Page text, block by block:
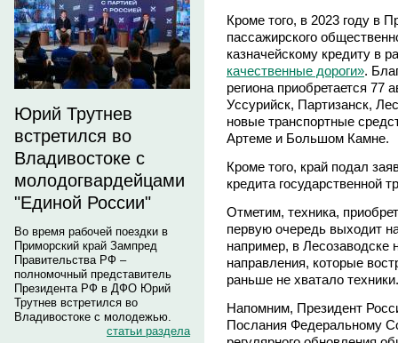
Юрий Трутнев
встретился во
Владивостоке с
молодогвардейцами
"Единой России"
Во время рабочей поездки в
Приморский край Зампред
Правительства РФ –
полномочный представитель
Президента РФ в ДФО Юрий
Трутнев встретился во
Владивостоке с молодежью.
статьи раздела
Кроме того, в 2023 году в
пассажирского
казначейскому кредиту в
качественные дороги».
региона приобретается 77
Уссурийск, Партизанск,
новые транспортные
Артеме и Большом Камне.
Кроме того, край подал
кредита государственной
Отметим, техника,
первую очередь выходит
например, в Лесозаводске
направления, которые
раньше не хватало техники.
Напомним, Президент
Послания Федеральному